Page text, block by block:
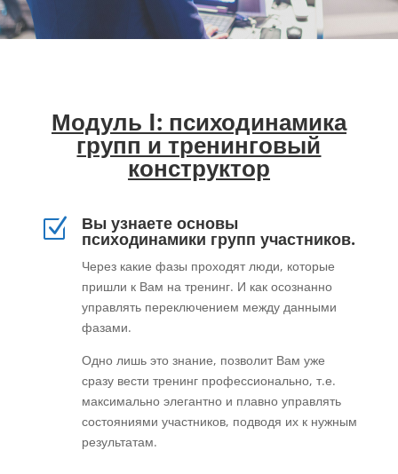
Модуль I: психодинамика
групп и тренинговый
конструктор
Z Вы узнаете основы
психодинамики групп участников.
Через какие фазы проходят люди, которые
пришли к Вам на тренинг. И как осознанно
управлять переключением между данными
фазами.
Одно лишь это знание, позволит Вам уже
сразу вести тренинг профессионально, т.е.
максимально элегантно и плавно управлять
состояниями участников, подводя их к нужным
результатам.